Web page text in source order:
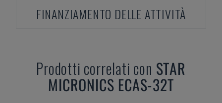
FINANZIAMENTO DELLE ATTIVITÀ
Prodotti correlati con STAR
MICRONICS ECAS-32T